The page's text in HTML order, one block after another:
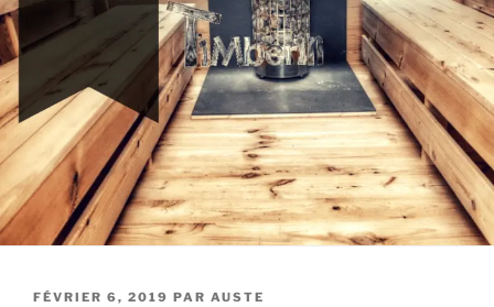
PUBLIÉ
FÉVRIER 6, 2019 PAR AUSTE